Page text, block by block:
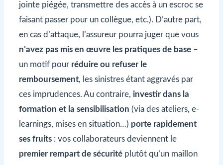
jointe piégée, transmettre des accès à un escroc se
faisant passer pour un collègue, etc.). D’autre part,
en cas d’attaque, l’assureur pourra juger que vous
n’avez pas mis en œuvre les pratiques de base –
un motif pour réduire ou refuser le
remboursement, les sinistres étant aggravés par
ces imprudences. Au contraire,investir dans la
formation et la sensibilisation (via des ateliers, e-
learnings, mises en situation…) porte rapidement
ses fruits : vos collaborateurs deviennent le
premier rempart de sécurité plutôt qu’un maillon